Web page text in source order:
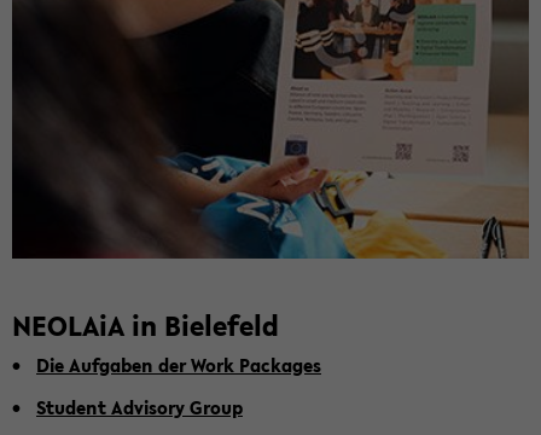
NEO­LA­iA in Bie­le­feld
Die Auf­ga­ben der Work Pack­a­ges
Stu­dent Ad­vi­so­ry Group